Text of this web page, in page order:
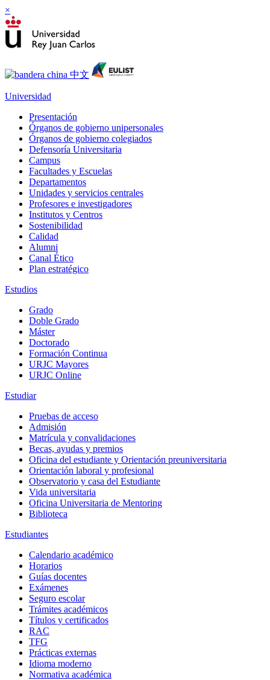
×
Universidad
Presentación
Órganos de gobierno unipersonales
Órganos de gobierno colegiados
Defensoría Universitaria
Campus
Facultades y Escuelas
Departamentos
Unidades y servicios centrales
Profesores e investigadores
Institutos y Centros
Sostenibilidad
Calidad
Alumni
Canal Ético
Plan estratégico
Estudios
Grado
Doble Grado
Máster
Doctorado
Formación Continua
URJC Mayores
URJC Online
Estudiar
Pruebas de acceso
Admisión
Matrícula y convalidaciones
Becas, ayudas y premios
Oficina del estudiante y Orientación preuniversitaria
Orientación laboral y profesional
Observatorio y casa del Estudiante
Vida universitaria
Oficina Universitaria de Mentoring
Biblioteca
Estudiantes
Calendario académico
Horarios
Guías docentes
Exámenes
Seguro escolar
Trámites académicos
Títulos y certificados
RAC
TFG
Prácticas externas
Idioma moderno
Normativa académica